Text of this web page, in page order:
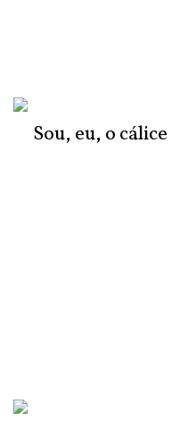
Sou, eu, o cálice